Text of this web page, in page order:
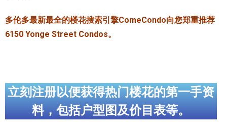
加拿大的福利制度
多伦多最新最全的楼花搜索引擎ComeCondo向您郑重推荐
6150 Yonge Street Condos。
立刻注册以便获得热门楼花的第一手资
料，包括户型图及价目表等。